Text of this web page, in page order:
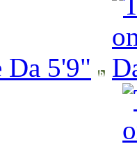
Da 5'9"